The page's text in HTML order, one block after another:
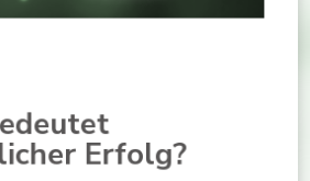
Erfolg?